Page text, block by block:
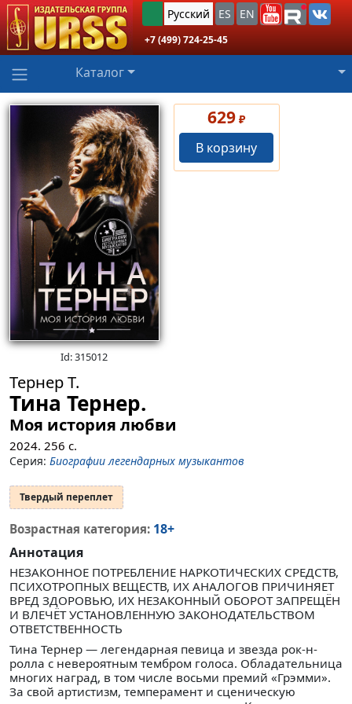
Русский ES EN
+7 (499) 724-25-45
Каталог
Id: 315012
629 ₽
В корзину
Тернер Т.
Тина Тернер.
Моя история любви
2024. 256 с.
Серия: Биографии легендарных музыкантов
Твердый переплет
Возрастная категория: 18+
Аннотация
НЕЗАКОННОЕ ПОТРЕБЛЕНИЕ НАРКОТИЧЕСКИХ СРЕДСТВ,
ПСИХОТРОПНЫХ ВЕЩЕСТВ, ИХ АНАЛОГОВ ПРИЧИНЯЕТ
ВРЕД ЗДОРОВЬЮ, ИХ НЕЗАКОННЫЙ ОБОРОТ ЗАПРЕЩЁН
И ВЛЕЧЁТ УСТАНОВЛЕННУЮ ЗАКОНОДАТЕЛЬСТВОМ
ОТВЕТСТВЕННОСТЬ
Тина Тернер — легендарная певица и звезда рок-н-
ролла с невероятным тембром голоса. Обладательница
многих наград, в том числе восьми премий «Грэмми».
За свой артистизм, темперамент и сценическую